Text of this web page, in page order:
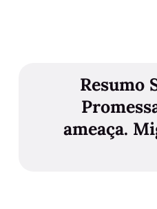
Resumo
ameaça.